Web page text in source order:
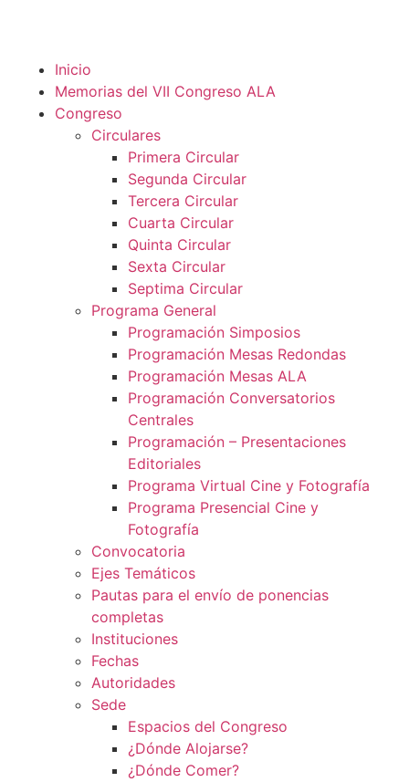
Inicio
Memorias del VII Congreso ALA
Congreso
Circulares
Primera Circular
Segunda Circular
Tercera Circular
Cuarta Circular
Quinta Circular
Sexta Circular
Septima Circular
Programa General
Programación Simposios
Programación Mesas Redondas
Programación Mesas ALA
Programación Conversatorios
Centrales
Programación – Presentaciones
Editoriales
Programa Virtual Cine y Fotografía
Programa Presencial Cine y
Fotografía
Convocatoria
Ejes Temáticos
Pautas para el envío de ponencias
completas
Instituciones
Fechas
Autoridades
Sede
Espacios del Congreso
¿Dónde Alojarse?
¿Dónde Comer?